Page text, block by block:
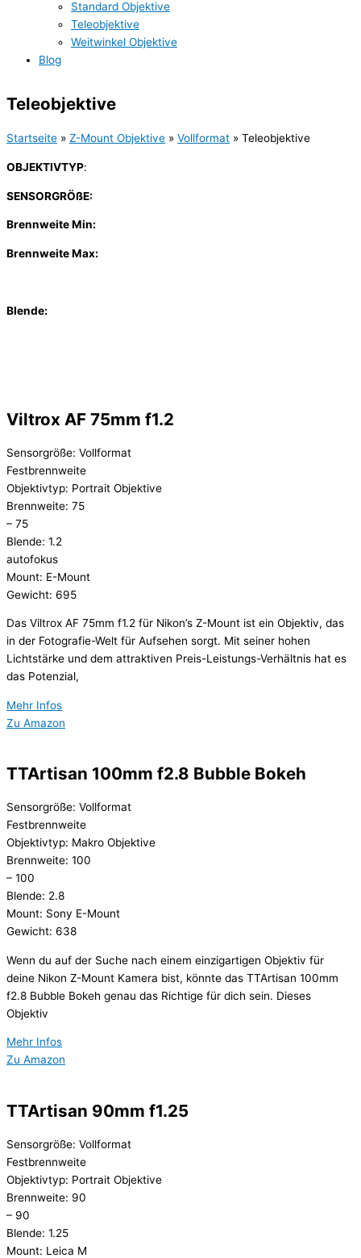
Standard Objektive
Teleobjektive
Weitwinkel Objektive
Blog
Teleobjektive
Startseite » Z-Mount Objektive » Vollformat » Teleobjektive
OBJEKTIVTYP:
SENSORGRÖßE:
Brennweite Min:
Brennweite Max:
Blende:
Viltrox AF 75mm f1.2
Sensorgröße: Vollformat
Festbrennweite
Objektivtyp: Portrait Objektive
Brennweite: 75
– 75
Blende: 1.2
autofokus
Mount: E-Mount
Gewicht: 695
Das Viltrox AF 75mm f1.2 für Nikon’s Z-Mount ist ein Objektiv, das
in der Fotografie-Welt für Aufsehen sorgt. Mit seiner hohen
Lichtstärke und dem attraktiven Preis-Leistungs-Verhältnis hat es
das Potenzial,
Mehr Infos
Zu Amazon
TTArtisan 100mm f2.8 Bubble Bokeh
Sensorgröße: Vollformat
Festbrennweite
Objektivtyp: Makro Objektive
Brennweite: 100
– 100
Blende: 2.8
Mount: Sony E-Mount
Gewicht: 638
Wenn du auf der Suche nach einem einzigartigen Objektiv für
deine Nikon Z-Mount Kamera bist, könnte das TTArtisan 100mm
f2.8 Bubble Bokeh genau das Richtige für dich sein. Dieses
Objektiv
Mehr Infos
Zu Amazon
TTArtisan 90mm f1.25
Sensorgröße: Vollformat
Festbrennweite
Objektivtyp: Portrait Objektive
Brennweite: 90
– 90
Blende: 1.25
Mount: Leica M